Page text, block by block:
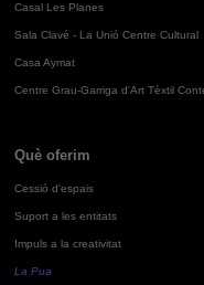
Casal Les Planes
Sala Clavé - La Unió Centre Cultural
Casa Aymat
Centre Grau-Garriga d'Art Tèxtil
Què oferim
Cessió d'espais
Suport a les entitats
Impuls a la creativitat
La Pua